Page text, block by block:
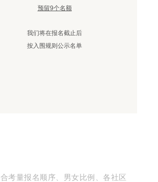
预留9个名额
我们将在报名截止后
按入围规则公示名单
考量报名顺序、男女比例、各社区